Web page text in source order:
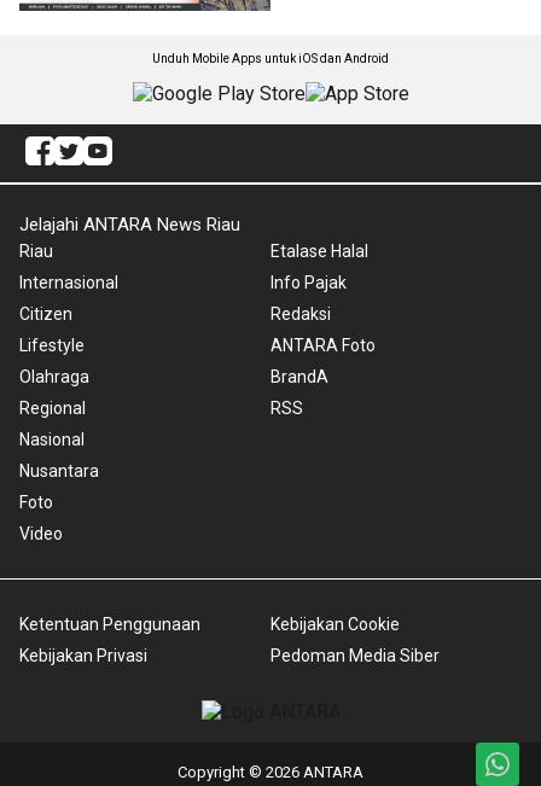
Unduh Mobile Apps untuk iOS dan Android
Jelajahi ANTARA News Riau
Riau
Internasional
Citizen
Lifestyle
Olahraga
Regional
Nasional
Nusantara
Foto
Video
Etalase Halal
Info Pajak
Redaksi
ANTARA Foto
BrandA
RSS
Ketentuan Penggunaan
Kebijakan Privasi
Kebijakan Cookie
Pedoman Media Siber
Copyright © 2026 ANTARA